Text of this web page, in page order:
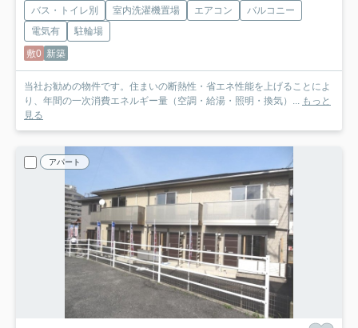
バス・トイレ別 室内洗濯機置場 エアコン
バルコニー
電気有
駐輪場
敷0 新築
当社お勧めの物件です。住まいの断熱性・省エネ性能を上げることによ
り、年間の一次消費エネルギー量（空調・給湯・照明・換気）... もっと
見る
アパート